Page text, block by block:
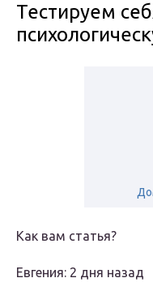
Тестируем
Как вам статья?
Евгения: 2 дня назад